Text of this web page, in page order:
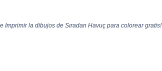
Imprimir la dibujos de Sıradan Havuç para colorear gratis!